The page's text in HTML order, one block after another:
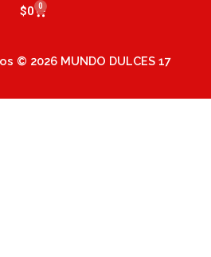
$0 0
Cart
© 2026 MUNDO DULCES 17